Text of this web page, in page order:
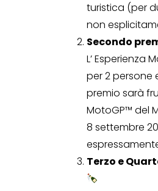
turistica (per
non
Secondo
L’ Esperienza
per 2 persone
premio sarà
MotoGP™ del
8 settembre
Terzo e